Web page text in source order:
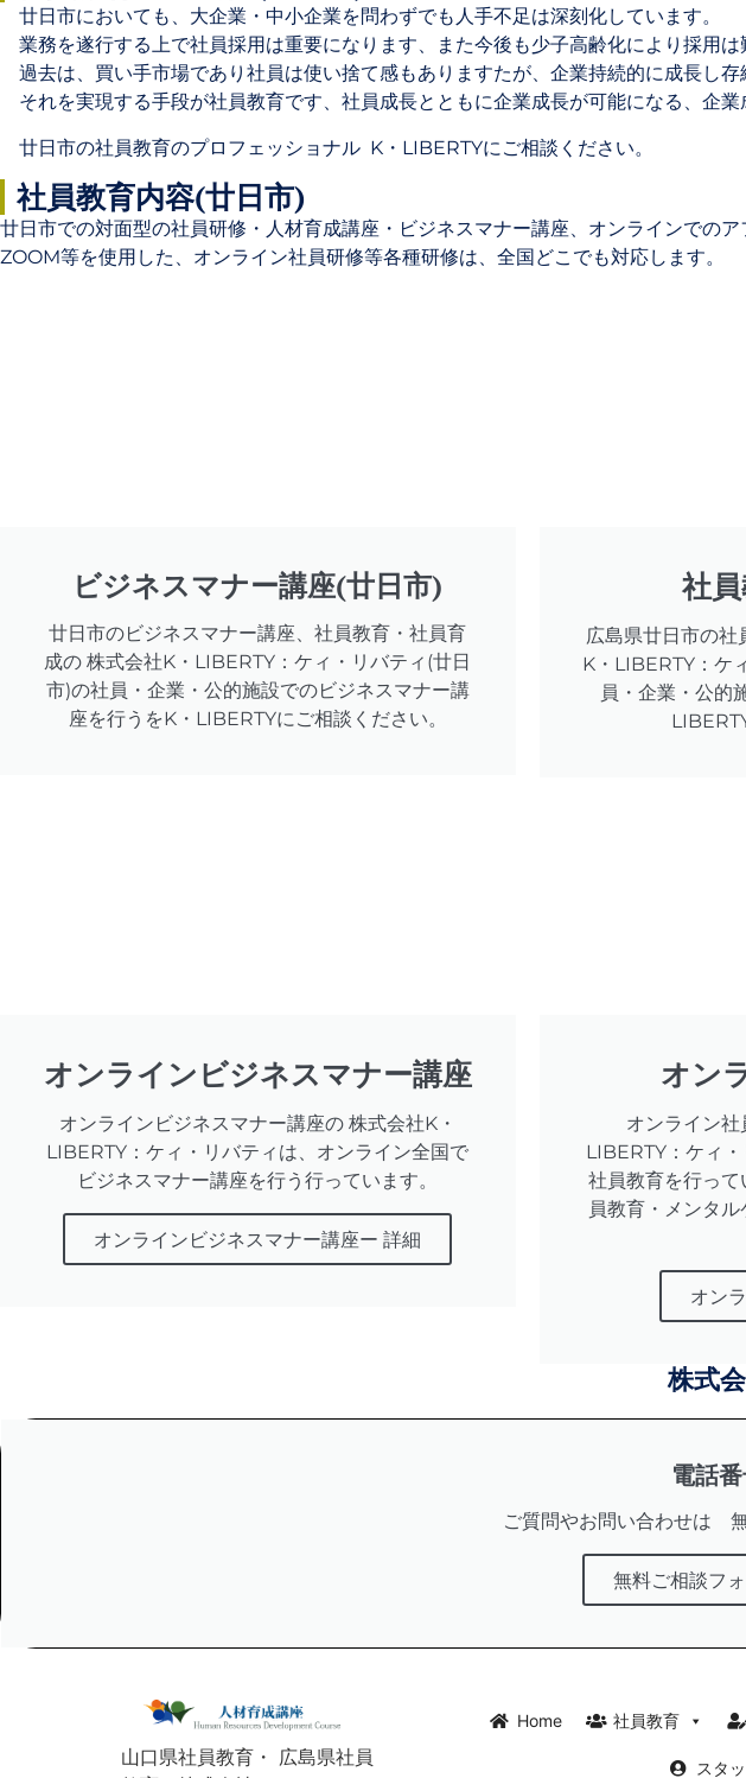
廿日市においても、大企業・中小企業を問わずでも人手不足は深刻化しています。
業務を遂行する上で社員採用は重要になります、また今後も少子高齢化により採用
過去は、買い手市場であり社員は使い捨て感もありますたが、企業持続的に成長し
それを実現する手段が社員教育です、社員成長とともに企業成長が可能になる、企業
廿日市の社員教育のプロフェッショナル K・LIBERTYにご相談ください。
社員教育内容(廿日市)
廿日市での対面型の社員研修・人材育成講座・ビジネスマナー講座、 オンラインでの
ZOOM等を使用した、オンライン社員研修等各種研修は、全国どこでも対応します。
ビジネスマナー講座(廿日市)
廿日市のビジネスマナー講座、社員教育・社員育
成の 株式会社K・LIBERTY：ケィ・リバティ(廿日
市)の社員・企業・公的施設でのビジネスマナー講
座を行うをK・LIBERTYにご相談ください。
社
広島県廿日市の社
K・LIBERTY：ケ
員・企業・公的
オンラインビジネスマナー講座
オンラインビジネスマナー講座の 株式会社K・
LIBERTY：ケィ・リバティは、オンライン全国で
ビジネスマナー講座を行う行っています。
オンラインビジネスマナー講座ー 詳細
オン
オンライン社
LIBERTY：ケィ
社員教育を行っ
員教育・メンタ
オン
電話
ご質問やお問い合わせは
無料ご相談フ
株式
山口県社員教育・ 広島県社員
Home 社員教育
スタ